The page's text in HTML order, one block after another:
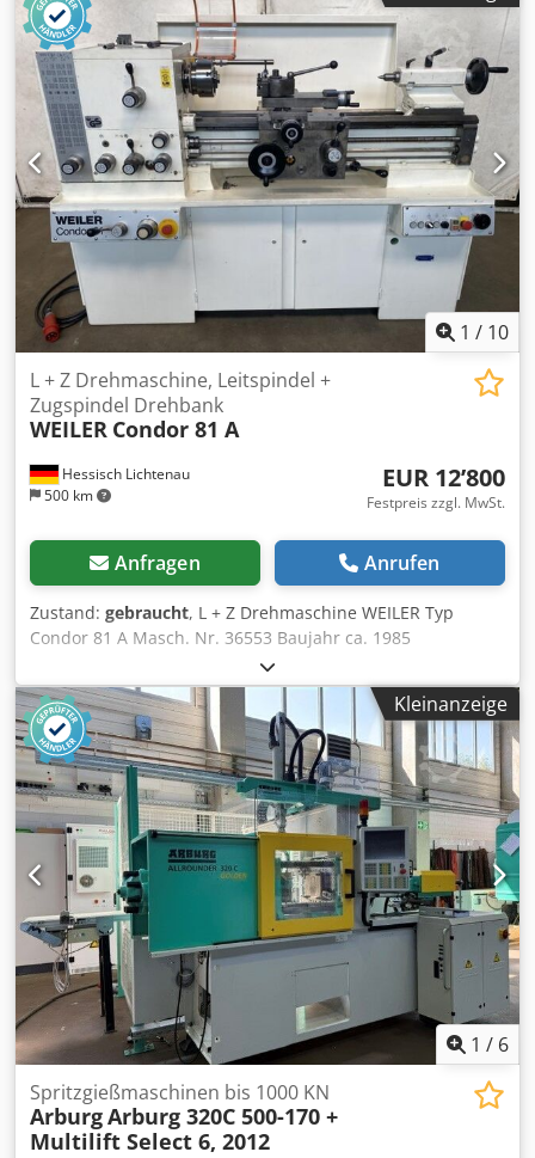
Nettetal) – 3 Monate Gewährleistung Gebrauchte
Maschinen können auf Grund ihrer Nutzung optische
Mängel haben. (Technische Änderungen und
Zwischenverkauf vorbehalten!) Standort: MTA Deutschland
GmbH, 41334 Nettetal
1 / 10
Hessisch Lichtenau
500 km
L + Z Drehmaschine, Leitspindel +
Zugspindel Drehbank
WEILER Condor 81 A
EUR 12’800
Festpreis zzgl. MwSt.
Anfragen Anrufen
Zustand: gebraucht, L + Z Drehmaschine WEILER Typ
Condor 81 A Masch. Nr. 36553 Baujahr ca. 1985
Spitzenweite 750 mm Drehdurchmesser über Bett 330 mm
Spitzenhöhe über Bett 165 mm Drehdurchmesser über
Support 180 mm Spitzenhöhe über Support 90 mm
Spindelbohrung 40 mm Futteraufnahme Kurzkegel DIN
55027 Gr. 5 Reitstockinnenkegel MK 3 Pinolverstellung 110
mm Spindeldrehzahl 45 - 2800 U/min. 16 Stufen
Antriebsleistung 3 kW Dwodpfxsk S Ht Ae Akkea
Netzanschluß 400 Volt, 50 Hz - Spindeldrehzahl über 16
Getriebestufen - 3-Backen Drehfutter Ø 160 mm RÖHM mit
Bohr- und Drehbacken - Schnellwechsel-Stahlhalter
Multifix Größe B mit 3 Einsätzen - automatischer Vorschub
längs und plan - Elektro-mechanische Spindelbremse -
Not-Aus - Kühlmitteltank mit Pumpe im
Maschinenunterbau, ohne Zuleitung zum Arbeitsbereich -
klappbarer Futterschutz - Spritzschutz - 1 Stück
mitlaufende Zentrierspitze - Elektroplan und
Bedienungsanleitung Platzbedarf L x B x H 1850 x 950 x
1400 mm Gewicht 1100 kg guter Zustand
Kleinanzeige
1 / 6
Spritzgießmaschinen bis 1000 KN
ArburgArburg 320C 500-170 +
Multilift Select 6, 2012